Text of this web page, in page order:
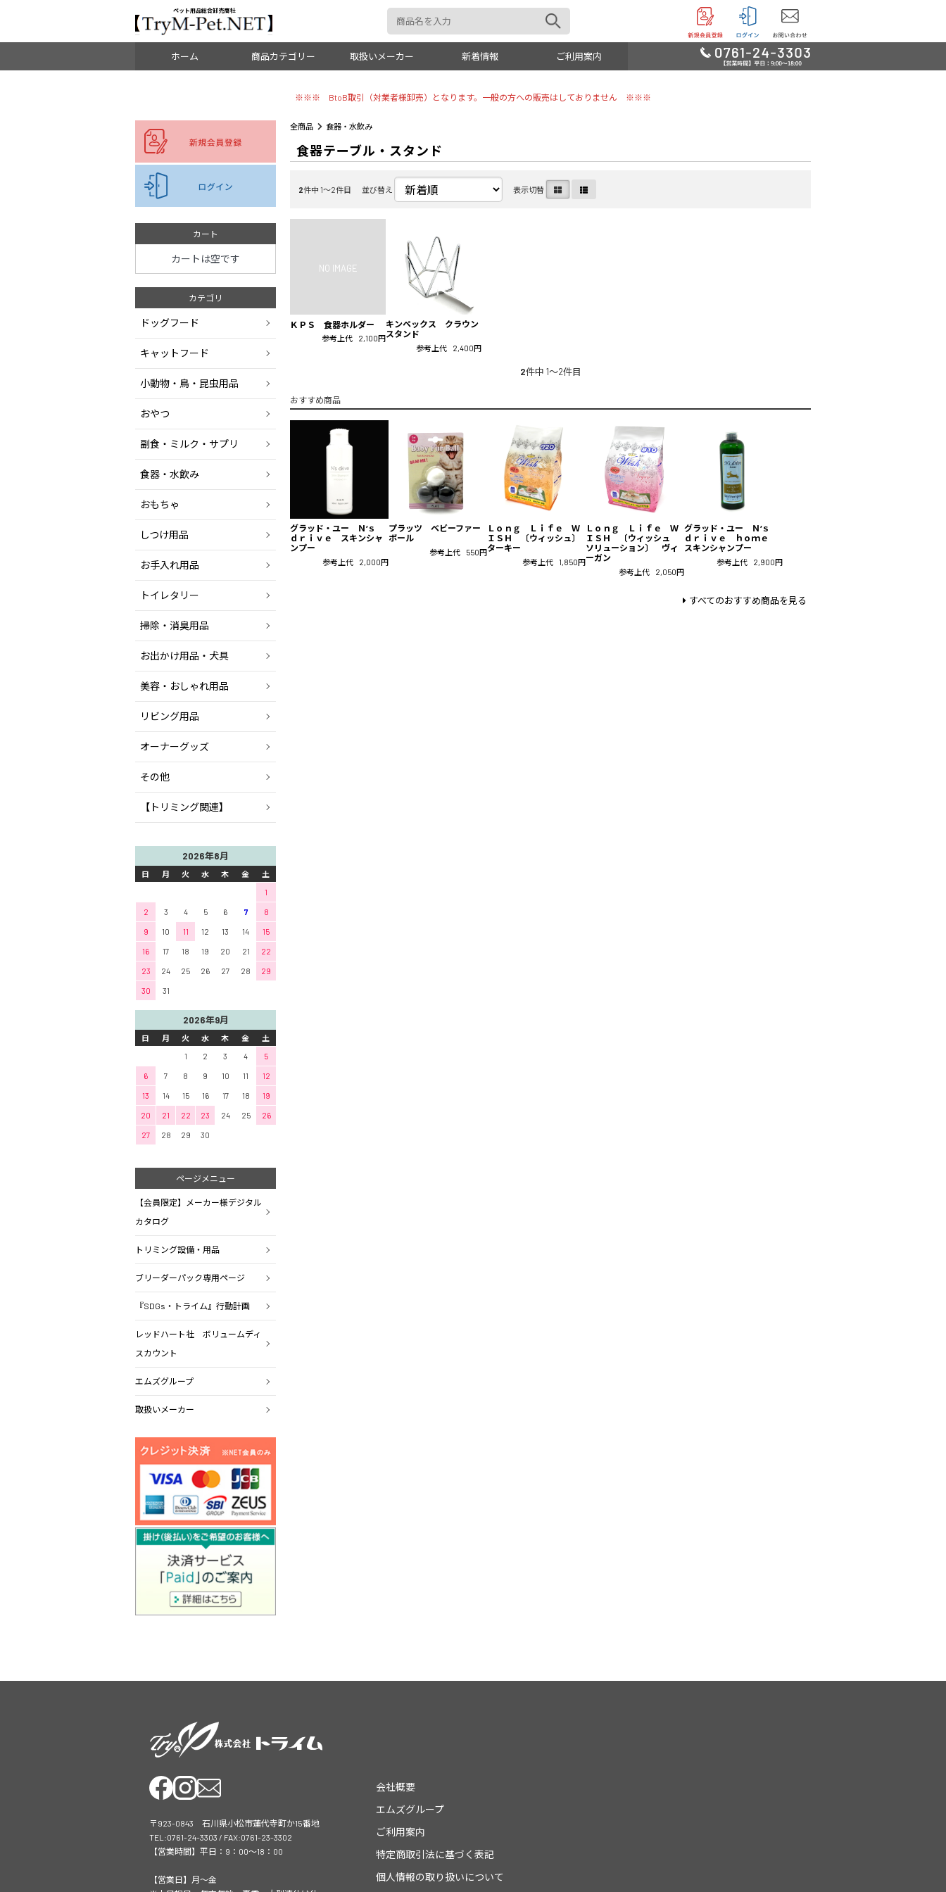
＜重要＞【オリジン】【アカナ】販売元変更のご案内
ペット用品総合卸売商社
ホーム 商品カテゴリー
ドッグフード
キャットフード 犬具
お手入れ
美容・シャンプー
おやつ
食器・水飲み 掃除・消臭
取扱いメーカー 新着情報 ご利用案内
※※※ BtoB取引（対業者様卸売）となります。一般の方への販売はしておりません ※※※
全商品 食器・水飲み
食器テーブル・スタンド
2件中 1〜2件目 並び替え 表示切替
ＫＰＳ 食器ホルダー
参考上代 2,100円
キンペックス クラウン
スタンド
参考上代 2,400円
2件中 1〜2件目
おすすめ商品
グラッド・ユー Ｎ‘ｓ
ｄｒｉｖｅ スキンシャ
ンプー
参考上代 2,000円
プラッツ ベビーファー
ボール
参考上代 550円
Ｌｏｎｇ Ｌｉｆｅ Ｗ
ＩＳＨ 〔ウィッシュ〕
ターキー
参考上代 1,850円
Ｌｏｎｇ Ｌｉｆｅ Ｗ
ＩＳＨ 〔ウィッシュ
ソリューション〕 ヴィ
ーガン
参考上代 2,050円
グラッド・ユー Ｎ‘ｓ
ｄｒｉｖｅ ｈｏｍｅ
スキンシャンプー
参考上代 2,900円
すべてのおすすめ商品を見る
カート
カートは空です
カテゴリ
ドッグフード
キャットフード
小動物・鳥・昆虫用品
おやつ
副食・ミルク・サプリ
食器・水飲み
おもちゃ
しつけ用品
お手入れ用品
トイレタリー
掃除・消臭用品
お出かけ用品・犬具
美容・おしゃれ用品
リビング用品
オーナーグッズ
その他
【トリミング関連】
2026年8月
日 月 火 水 木 金
土
1
2 3 4 5 6 7 8
9 10 11 12 13 14 15
16 17 18 19 20 21 22
23 24 25 26 27 28 29
30 31
2026年9月
日 月 火 水 木 金
土
1
2 3 4 5
6 7 8 9 10 11 12
13 14 15 16 17 18 19
20 21 22 23 24 25 26
27 28 29 30
ページメニュー
【会員限定】メーカー様デジタル
カタログ
トリミング設備・用品
ブリーダーパック専用ページ
『SDGs・トライム』行動計画
レッドハート社 ボリュームディ
スカウント
エムズグループ
取扱いメーカー
〒923-0843 石川県小松市蓮代寺町か15番地
TEL:0761-24-3303 / FAX:0761-23-3302
【営業時間】平日：9：00～18：00
【営業日】月～金
会社概要
エムズグループ
ご利用案内
特定商取引法に基づく表記
個人情報の取り扱いについて